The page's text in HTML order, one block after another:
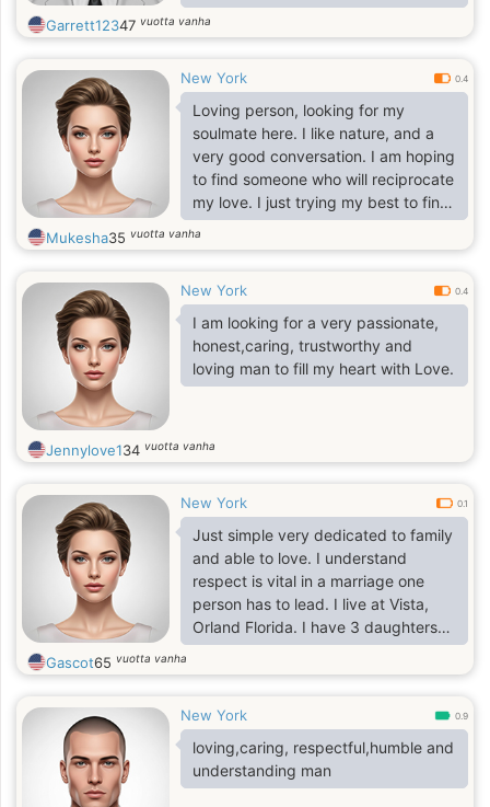
Garrett12347 vuotta vanha
New York 0.4
Loving person, looking for my
soulmate here. I like nature, and a
very good conversation. I am hoping
to find someone who will reciprocate
my love. I just trying my best to find
that one person for me.
Mukesha35 vuotta vanha
New York 0.4
I am looking for a very passionate,
honest,caring, trustworthy and
loving man to fill my heart with Love.
Jennylove134 vuotta vanha
New York 0.1
Just simple very dedicated to family
and able to love. I understand
respect is vital in a marriage one
person has to lead. I live at Vista,
Orland Florida. I have 3 daughters
and a son from my prev life.
Gascot65 vuotta vanha
New York 0.9
loving,caring, respectful,humble and
understanding man